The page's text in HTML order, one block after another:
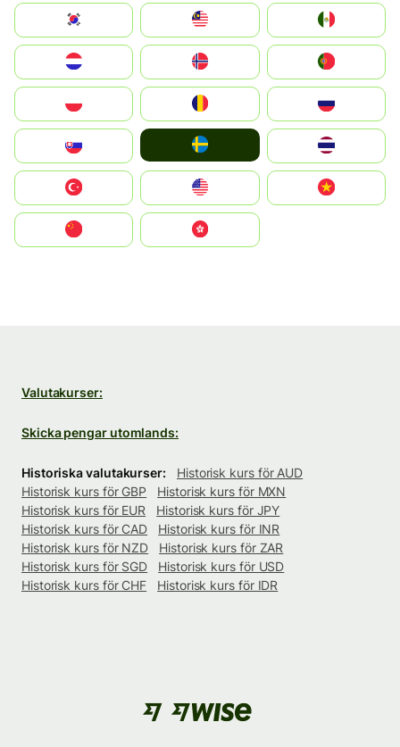
South Korea
United States
中國香港特別行政區
Valutakurser:
Skicka pengar utomlands:
Historiska valutakurser:
Historisk kurs för AUD
Historisk kurs för GBP
Historisk kurs för MXN
Historisk kurs för EUR
Historisk kurs för JPY
Historisk kurs för CAD
Historisk kurs för INR
Historisk kurs för NZD
Historisk kurs för ZAR
Historisk kurs för SGD
Historisk kurs för USD
Historisk kurs för CHF
Historisk kurs för IDR